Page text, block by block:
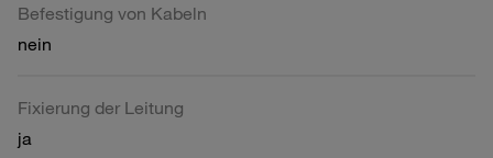
Befestigung von Kabeln
nein
Fixierung der Leitung
ja